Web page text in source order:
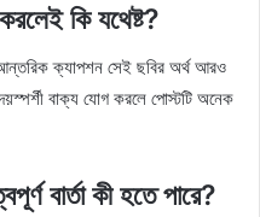
কি যথেষ্ট?
ক্যাপশন সেই ছবির অর্থ আরও
বাক্য যোগ করলে পোস্টটি অনেক
বার্তা কী হতে পারে?